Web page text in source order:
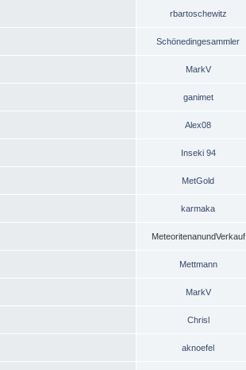
rbartoschewitz
Schönedingesammler
MarkV
ganimet
Alex08
Inseki 94
MetGold
karmaka
MeteoritenanundVerkauf
Mettmann
MarkV
Chrisl
aknoefel